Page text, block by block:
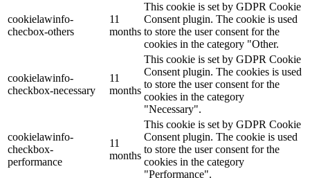
cookielawinfo-
checbox-others
11
months
This cookie is set by GDPR Cookie
Consent plugin. The cookie is used
to store the user consent for the
cookies in the category "Other.
cookielawinfo-
checkbox-necessary
11
months
This cookie is set by GDPR Cookie
Consent plugin. The cookies is used
to store the user consent for the
cookies in the category
"Necessary".
cookielawinfo-
checkbox-
performance
11
months
This cookie is set by GDPR Cookie
Consent plugin. The cookie is used
to store the user consent for the
cookies in the category
"Performance".